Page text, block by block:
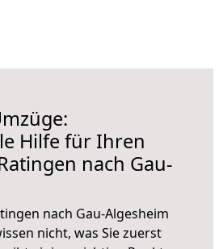
Hilfe für Ihren
nach Gau-
nach Gau-Algesheim
nicht, was Sie zuerst